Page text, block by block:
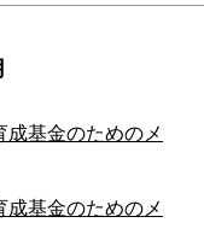
成基金のためのメ
成基金のためのメ